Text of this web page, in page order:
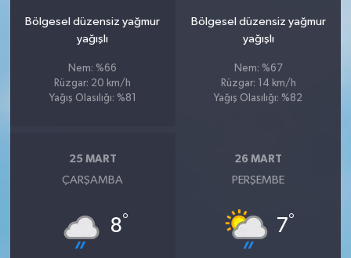
Bölgesel düzensiz yağmur
yağışlı
Nem: %66
Rüzgar: 20 km/h
Yağış Olasılığı: %81
Bölgesel düzensiz yağmur
yağışlı
Nem: %67
Rüzgar: 14 km/h
Yağış Olasılığı: %82
25 MART
ÇARŞAMBA
8°
26 MART
PERŞEMBE
7°